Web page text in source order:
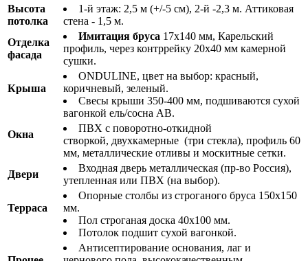
Высота
потолка
1-й этаж: 2,5 м (+/-5 см), 2-й -2,3 м. Аттиковая
стена - 1,5 м.
Отделка
фасада
Имитация бруса 17х140 мм, Карельский
профиль, через контррейку 20х40 мм камерной
сушки.
Крыша
ONDULINE, цвет на выбор: красный,
коричневый, зеленый.
Свесы крыши 350-400 мм, подшиваются сухой
вагонкой ель/сосна АВ.
Окна
ПВХ с поворотно-откидной
створкой, двухкамерные (три стекла), профиль 60
мм, металлические отливы и москитные сетки.
Двери
Входная дверь металлическая (пр-во Россия),
утепленная или ПВХ (на выбор).
Терраса
Опорные столбы из строганого бруса 150х150
мм.
Пол строганая доска 40х100 мм.
Потолок подшит сухой вагонкой.
Антисептирование основания, лаг и